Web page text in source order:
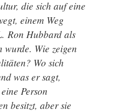
die sich auf eine
einem Weg
Ron Hubbard als
wurde. Wie zeigen
Wo sich
was er sagt,
Person
besitzt, aber sie